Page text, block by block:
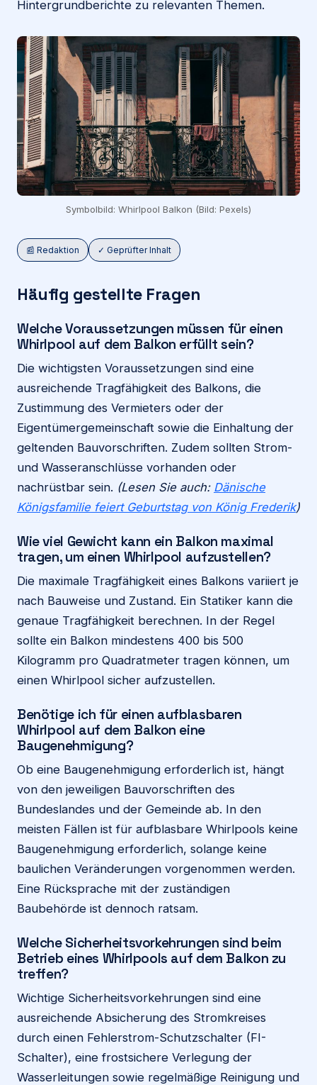
Hintergrundberichte zu relevanten Themen.
Symbolbild: Whirlpool Balkon (Bild: Pexels)
📰 Redaktion ✓ Geprüfter Inhalt
Häufig gestellte Fragen
Welche Voraussetzungen müssen für einen
Whirlpool auf dem Balkon erfüllt sein?
Die wichtigsten Voraussetzungen sind eine
ausreichende Tragfähigkeit des Balkons, die
Zustimmung des Vermieters oder der
Eigentümergemeinschaft sowie die Einhaltung der
geltenden Bauvorschriften. Zudem sollten Strom-
und Wasseranschlüsse vorhanden oder
nachrüstbar sein. (Lesen Sie auch: Dänische
Königsfamilie feiert Geburtstag von König Frederik)
Wie viel Gewicht kann ein Balkon maximal
tragen, um einen Whirlpool aufzustellen?
Die maximale Tragfähigkeit eines Balkons variiert je
nach Bauweise und Zustand. Ein Statiker kann die
genaue Tragfähigkeit berechnen. In der Regel
sollte ein Balkon mindestens 400 bis 500
Kilogramm pro Quadratmeter tragen können, um
einen Whirlpool sicher aufzustellen.
Benötige ich für einen aufblasbaren
Whirlpool auf dem Balkon eine
Baugenehmigung?
Ob eine Baugenehmigung erforderlich ist, hängt
von den jeweiligen Bauvorschriften des
Bundeslandes und der Gemeinde ab. In den
meisten Fällen ist für aufblasbare Whirlpools keine
Baugenehmigung erforderlich, solange keine
baulichen Veränderungen vorgenommen werden.
Eine Rücksprache mit der zuständigen
Baubehörde ist dennoch ratsam.
Welche Sicherheitsvorkehrungen sind beim
Betrieb eines Whirlpools auf dem Balkon zu
treffen?
Wichtige Sicherheitsvorkehrungen sind eine
ausreichende Absicherung des Stromkreises
durch einen Fehlerstrom-Schutzschalter (FI-
Schalter), eine frostsichere Verlegung der
Wasserleitungen sowie regelmäßige Reinigung und